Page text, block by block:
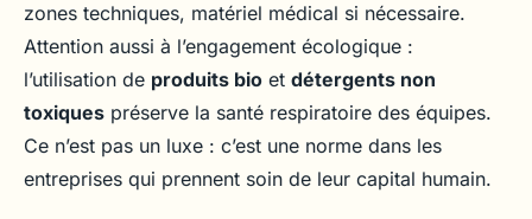
zones techniques, matériel médical si nécessaire.
Attention aussi à l’engagement écologique :
l’utilisation de produits bio et détergents non
toxiques préserve la santé respiratoire des équipes.
Ce n’est pas un luxe : c’est une norme dans les
entreprises qui prennent soin de leur capital humain.